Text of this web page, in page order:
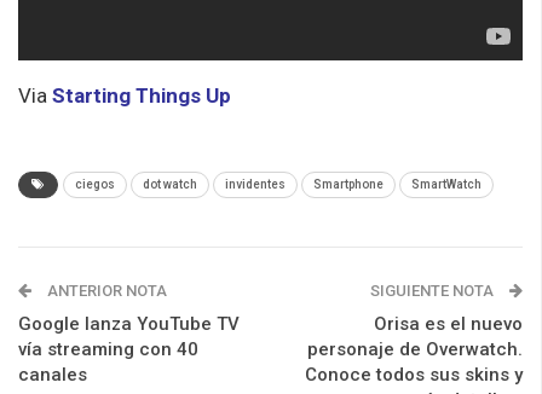
Via Starting Things Up
ciegos dot watch invidentes Smartphone SmartWatch
ANTERIOR NOTA
Google lanza YouTube TV
vía streaming con 40
canales
SIGUIENTE NOTA
Orisa es el nuevo
personaje de Overwatch.
Conoce todos sus skins y